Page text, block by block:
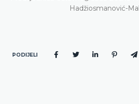
Hadžiosmanović-
PODIJELI